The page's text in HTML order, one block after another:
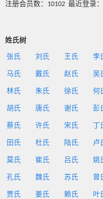
注册会员数：10102 最近登录
姓氏树
张氏 刘氏 王氏 李
马氏 戴氏 赵氏 吴
林氏 朱氏 徐氏 何
胡氏 唐氏 谢氏 彭
蔡氏 许氏 宋氏 丁
田氏 杜氏 陆氏 卢
莫氏 崔氏 吕氏 姚
孔氏 魏氏 苏氏 曾
贾氏 姜氏 赖氏 叶